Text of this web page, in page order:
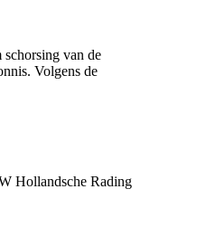
schorsing van de
Volgens de
Hollandsche Rading